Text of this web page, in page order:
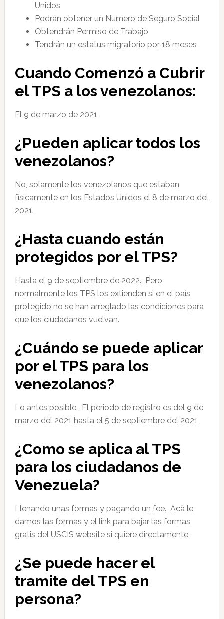
Unidos
Podrán obtener un Numero de Seguro Social
Obtendrán Permiso de Trabajo
Tendrán un estatus migratorio por 18 meses
Cuando Comenzó a Cubrir
el TPS a los venezolanos:
El 9 de marzo de 2021
¿Pueden aplicar todos los
venezolanos?
No, solamente los venezolanos que estaban
físicamente en los Estados Unidos el 8 de marzo del
2021.
¿Hasta cuando están
protegidos por el TPS?
Hasta el 9 de septiembre de 2022. Pero
normalmente los TPS los extienden si en el país
protegido no se han arreglado las condiciones para
que los ciudadanos vuelvan.
¿Cuándo se puede aplicar
por el TPS para los
venezolanos?
Lo antes posible. El periodo de registro es del 9 de
marzo del 2021 hasta el 5 de septiembre del 2021
¿Como se aplica al TPS
para los ciudadanos de
Venezuela?
Llenando unas formas y pagando un fee. Acá le
damos las formas y el link para bajar las formas
gratis del USCIS website si quiere directamente
¿Se puede hacer el
tramite del TPS en
persona?